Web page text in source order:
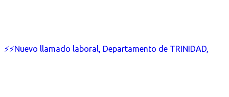
⚡⚡Nuevo llamado laboral, Departamento de TRINIDAD,